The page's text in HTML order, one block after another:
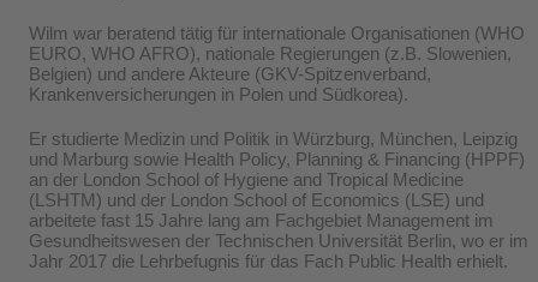
Wilm war beratend tätig für internationale Organisationen (WHO
EURO, WHO AFRO), nationale Regierungen (z.B. Slowenien,
Belgien) und andere Akteure (GKV-Spitzenverband,
Krankenversicherungen in Polen und Südkorea).
Er studierte Medizin und Politik in Würzburg, München, Leipzig
und Marburg sowie Health Policy, Planning & Financing (HPPF)
an der London School of Hygiene and Tropical Medicine
(LSHTM) und der London School of Economics (LSE) und
arbeitete fast 15 Jahre lang am Fachgebiet Management im
Gesundheitswesen der Technischen Universität Berlin, wo er im
Jahr 2017 die Lehrbefugnis für das Fach Public Health erhielt.